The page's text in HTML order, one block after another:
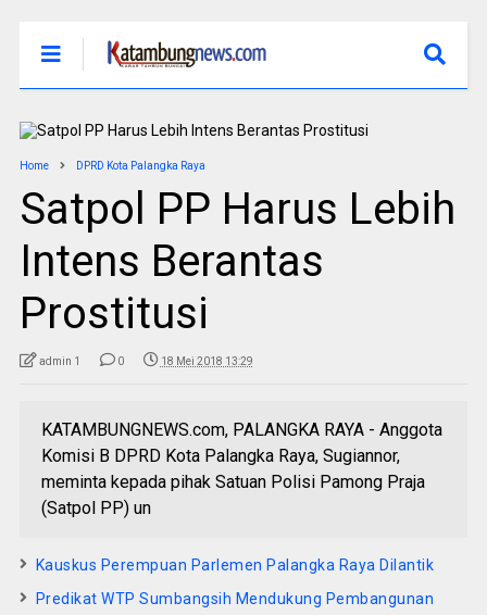
Home DPRD Kota Palangka Raya
Satpol PP Harus Lebih
Intens Berantas
Prostitusi
admin 1 0 18 Mei 2018 13:29
KATAMBUNGNEWS.com, PALANGKA RAYA - Anggota
Komisi B DPRD Kota Palangka Raya, Sugiannor,
meminta kepada pihak Satuan Polisi Pamong Praja
(Satpol PP) un
Kauskus Perempuan Parlemen Palangka Raya Dilantik
Predikat WTP Sumbangsih Mendukung Pembangunan